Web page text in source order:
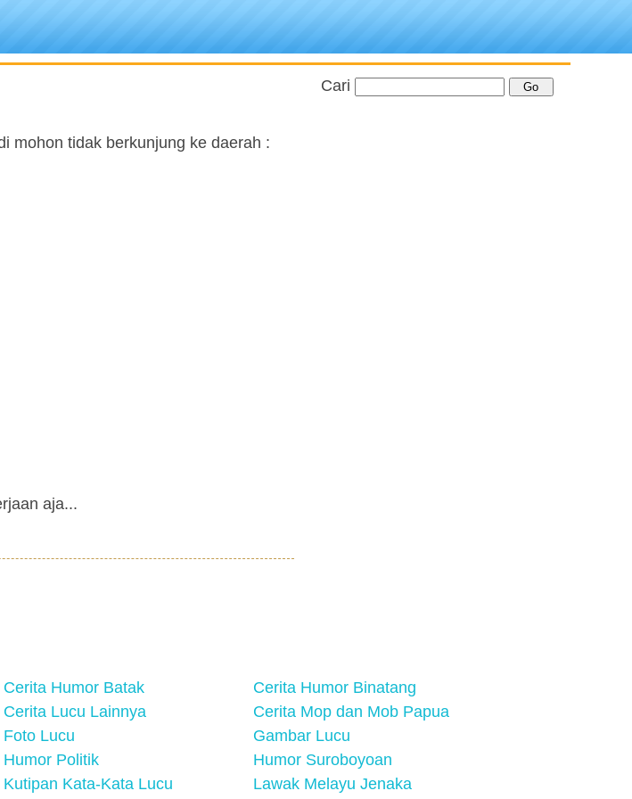
mohon tidak berkunjung ke daerah :
aja...
Cari
Cerita Humor Batak
Cerita Humor Binatang
Cerita Lucu Lainnya
Cerita Mop dan Mob Papua
Foto Lucu
Gambar Lucu
Humor Politik
Humor Suroboyoan
Kutipan Kata-Kata Lucu Lawak Melayu Jenaka